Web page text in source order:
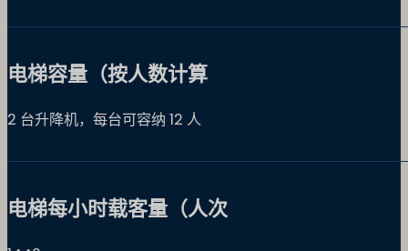
电梯容量（按人数计算
2 台升降机，每台可容纳 12 人
电梯每小时载客量（人次